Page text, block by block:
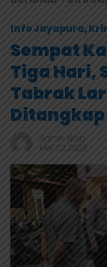
Info Jayapura,
Sempat
Tiga Hari,
Tabrak
Ditangkap
Admin Web
Mei 22, 2026